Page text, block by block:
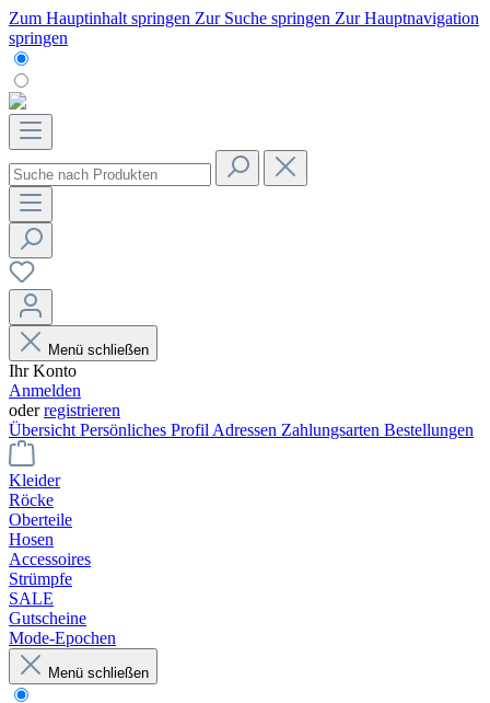
Zum Hauptinhalt springen Zur Suche springen Zur Hauptnavigation
springen
Menü schließen
Ihr Konto
Anmelden
oderregistrieren
Übersicht Persönliches Profil Adressen Zahlungsarten Bestellungen
Kleider
Röcke
Oberteile
Hosen
Accessoires
Strümpfe
SALE
Gutscheine
Mode-Epochen
Menü schließen